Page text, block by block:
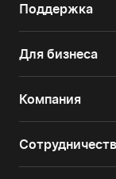
Поддержка
Для бизнеса
Компания